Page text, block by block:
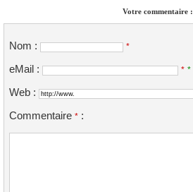
Votre commentaire :
Nom : *
eMail : * *
Web :
Commentaire * :